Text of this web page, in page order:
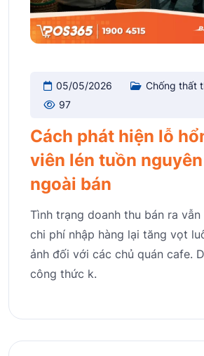
05/05/2026
Chống thất
97
Cách phát hiện lỗ
viên lén tuồn
ngoài bán
Tình trạng doanh thu bán ra vẫn
chi phí nhập hàng lại tăng vọt
ảnh đối với các chủ quán cafe.
công thức k.